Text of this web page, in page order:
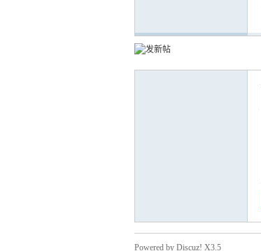
Powered by Discuz! X3.5